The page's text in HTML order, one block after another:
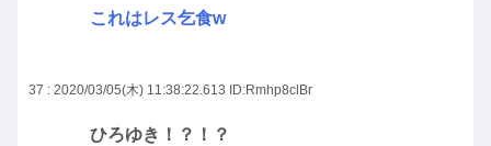
これはレス乞食w
37 : 2020/03/05(木) 11:38:22.613 ID:Rmhp8clBr
ひろゆき！？！？